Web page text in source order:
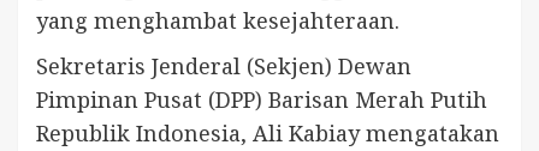
yang menghambat kesejahteraan.
Sekretaris Jenderal (Sekjen) Dewan
Pimpinan Pusat (DPP) Barisan Merah Putih
Republik Indonesia, Ali Kabiay mengatakan